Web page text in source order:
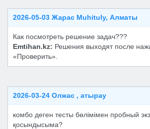
2026-05-03 Жарас Muhituly, Алматы
Как посмотреть решение задач???
Emtihan.kz: Решения выходят после
«Проверить».
2026-03-24 Олжас , атырау
комбо деген тесты бөлімімен пробный
қосындысыма?